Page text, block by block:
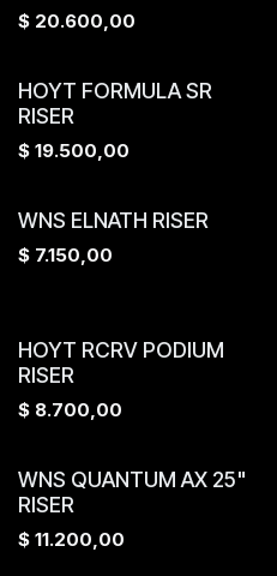
$ 20.600,00
HOYT FORMULA SR
RISER
$ 19.500,00
WNS ELNATH RISER
$ 7.150,00
HOYT RCRV PODIUM
RISER
$ 8.700,00
WNS QUANTUM AX 25"
RISER
$ 11.200,00